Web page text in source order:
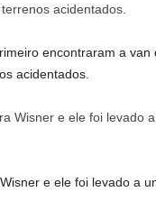
encontraram a
acidentados.
e ele foi levado a